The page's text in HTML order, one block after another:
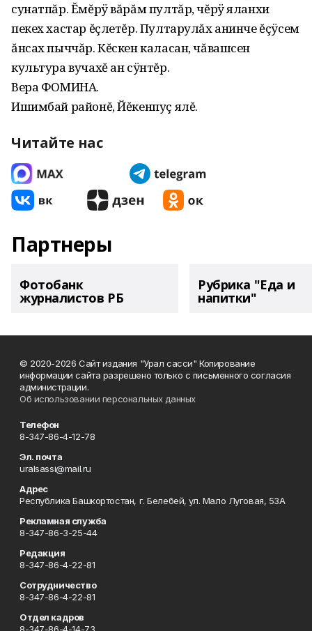
сунатпăр. Ĕмĕрÿ вăрăм пултăр‚ чĕрÿ яланхи
пекех хастар ĕçлетĕр. Пултарулăх анинче ĕçÿсем
ăнсах пыччăр. Кĕскен каласан‚ чăвашсен
культура вучахĕ ан сÿнтĕр.
Вера ФОМИНА.
Ишимбай районĕ, Йĕкенпуç ялĕ.
Читайте нас
Партнеры
Фотобанк
журналистов РБ
Рубрика "Еда и
напитки"
© 2020-2026 Сайт издания "Урал сасси" Копирование
информации сайта разрешено только с письменного согласия
администрации.
Об использовании персональных данных
Телефон
8-347-86-4-12-78
Эл. почта
uralsassi@mail.ru
Адрес
Республика Башкортостан, г. Белебей, ул. Мало Луговая, 53А
Рекламная служба
8-347-86-3-25-44
Редакция
8-347-86-4-22-81
Сотрудничество
8-347-86-4-22-81
Отдел кадров